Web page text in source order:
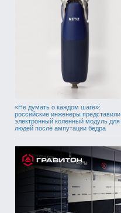
«Не думать о каждом шаге»:
российские инженеры представили
электронный коленный модуль для
людей после ампутации бедра